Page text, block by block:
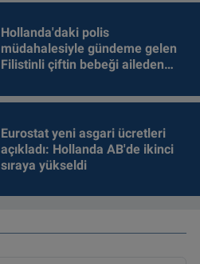
Hollanda'daki polis
müdahalesiyle gündeme gelen
Filistinli çiftin bebeği aileden
Eurostat yeni asgari ücretleri
açıkladı: Hollanda AB'de ikinci
sıraya yükseldi